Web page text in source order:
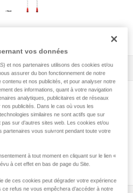
1 Filtrer
vos données
et nos partenaires utilisons des cookies et/ou
assurer du bon fonctionnement de notre
contenu et nos publicités, et pour analyser notre
des informations, quant à votre navigation
analytiques, publicitaires et de réseaux
publicités. Dans le cas où vous les
similaires ne sont actifs que sur
sur d’autres sites web. Les cookies et/ou
partenaires vous suivront pendant toute votre
à tout moment en cliquant sur le lien «
à cet effet en bas de page du Site.
de ces cookies peut dégrader votre expérience
ce refus ne vous empêchera d’accéder à notre